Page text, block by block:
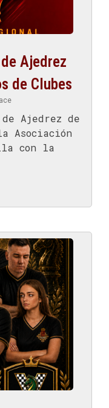
Ajedrez
de Clubes
Ajedrez de
Asociación
con la